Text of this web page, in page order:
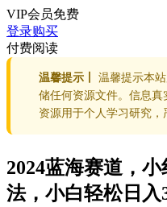
VIP会员免费
登录购买
付费阅读
温馨提示丨
温馨提示本
储任何资源文件。信息
资源用于个人学习研究，
2024蓝海赛道，
法，小白轻松日入